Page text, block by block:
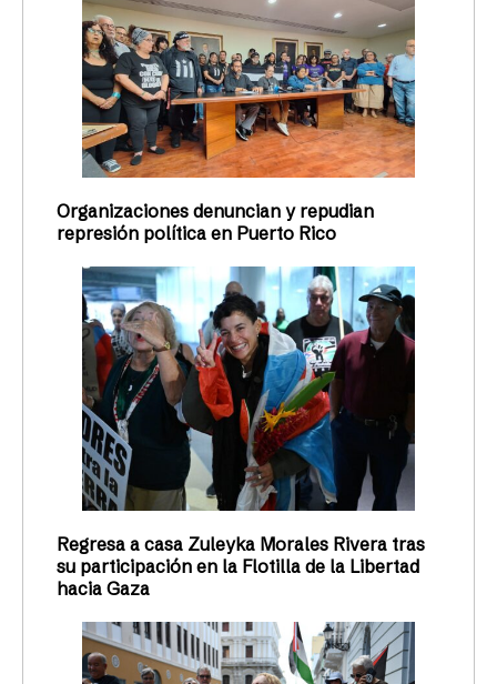
Organizaciones denuncian y repudian
represión política en Puerto Rico
Regresa a casa Zuleyka Morales Rivera tras
su participación en la Flotilla de la Libertad
hacia Gaza